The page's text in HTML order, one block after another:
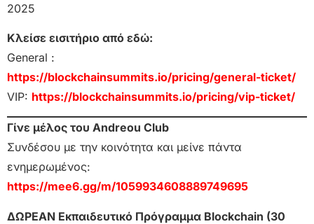
2025
Κλείσε εισιτήριο από εδώ:
General :
https://blockchainsummits.io/pricing/general-ticket/
VIP: https://blockchainsummits.io/pricing/vip-ticket/
Γίνε μέλος του Andreou Club
Συνδέσου με την κοινότητα και μείνε πάντα
ενημερωμένος:
https://mee6.gg/m/1059934608889749695
ΔΩΡΕΑΝ Εκπαιδευτικό Πρόγραμμα Blockchain (30